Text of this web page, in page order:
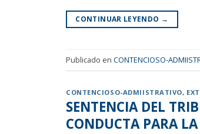
CONTINUAR LEYENDO →
Publicado en CONTENCIOSO-
CONTENCIOSO-ADMIISTRATIVO,
SENTENCIA DEL
CONDUCTA PARA